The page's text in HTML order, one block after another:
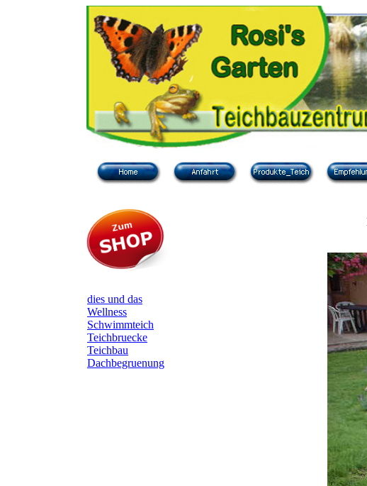
dies und das
Wellness
Schwimmteich
Teichbruecke
Teichbau
Dachbegruenung